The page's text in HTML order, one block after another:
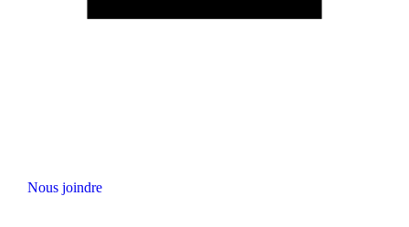
Nous joindre